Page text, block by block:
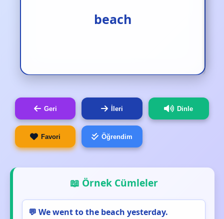
beach
kumsal‚ sahil
Geri İleri Dinle
Favori Öğrendim
📖 Örnek Cümleler
💬 We went to the beach yesterday.